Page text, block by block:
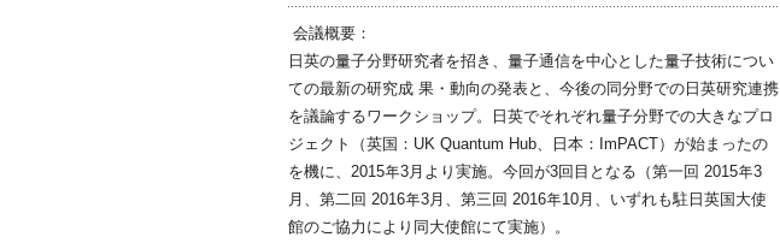
会議概要：
日英の量子分野研究者を招き、量子通信を中心とした量子技術につい
ての最新の研究成 果・動向の発表と、今後の同分野での日英研究連携
を議論するワークショップ。日英でそれぞれ量子分野での大きなプロ
ジェクト（英国：UK Quantum Hub、日本：ImPACT）が始まったの
を機に、2015年3月より実施。今回が3回目となる（第一回 2015年3
月、第二回 2016年3月、第三回 2016年10月、いずれも駐日英国大使
館のご協力により同大使館にて実施）。